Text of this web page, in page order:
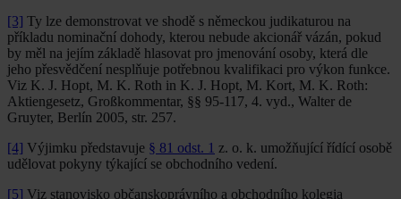
[3] Ty lze demonstrovat ve shodě s německou judikaturou na
příkladu nominační dohody, kterou nebude akcionář vázán, pokud
by měl na jejím základě hlasovat pro jmenování osoby, která dle
jeho přesvědčení nesplňuje potřebnou kvalifikaci pro výkon funkce.
Viz K. J. Hopt, M. K. Roth in K. J. Hopt, M. Kort, M. K. Roth:
Aktiengesetz, Großkommentar, §§ 95-117, 4. vyd., Walter de
Gruyter, Berlín 2005, str. 257.
[4] Výjimku představuje § 81 odst. 1 z. o. k. umožňující řídící osobě
udělovat pokyny týkající se obchodního vedení.
[5] Viz stanovisko občanskoprávního a obchodního kolegia